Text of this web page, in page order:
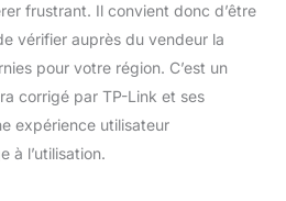
frustrant. Il convient donc d’être
vérifier auprès du vendeur la
pour votre région. C’est un
corrigé par TP-Link et ses
expérience utilisateur
à l’utilisation.